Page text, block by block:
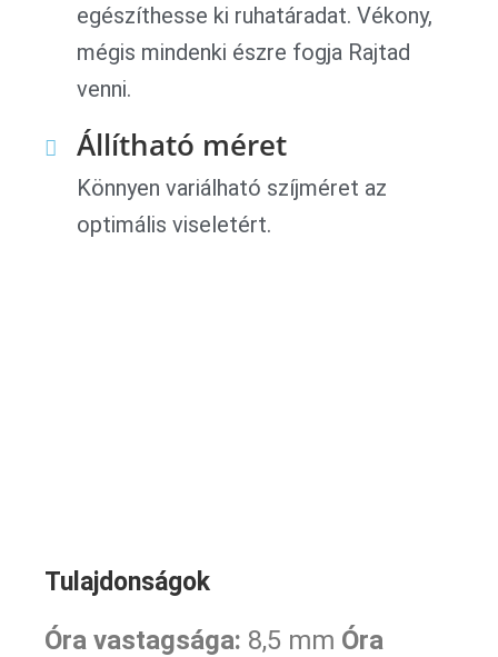
egészíthesse ki ruhatáradat. Vékony,
mégis mindenki észre fogja Rajtad
venni.
Állítható méret
Könnyen variálható szíjméret az
optimális viseletért.
Tulajdonságok
Óra vastagsága: 8,5 mm Óra